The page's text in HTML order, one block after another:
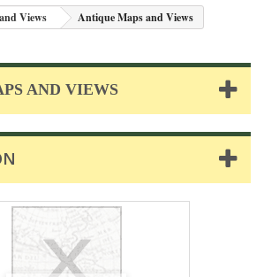
Views Antique Maps and Views
AND VIEWS